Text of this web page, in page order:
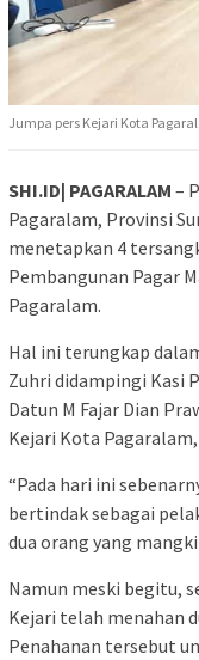
Jumpa pers Kejari Kota
SHI.ID| PAGARALAM –
Pagaralam, Provinsi
menetapkan 4
Pembangunan Pagar
Pagaralam.
Hal ini terungkap
Zuhri didampingi Kasi
Datun M Fajar Dian
Kejari Kota
“Pada hari ini
bertindak sebagai
dua orang yang
Namun meski begitu,
Kejari telah menahan
Penahanan tersebut